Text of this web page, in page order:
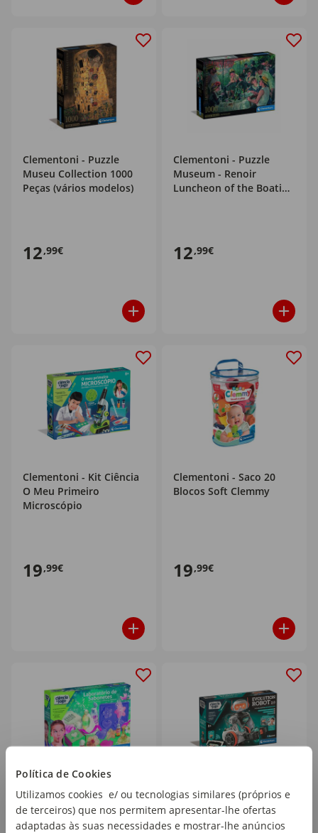
Política de Cookies
Utilizamos cookies e/ ou tecnologias similares (próprios e
de terceiros) que nos permitem apresentar-lhe ofertas
adaptadas às suas necessidades e mostrar-lhe anúncios
Clementoni - Puzzle
Museu Collection 1000
Peças (vários modelos)
12,99€
Clementoni - Puzzle
Museum - Renoir
Luncheon of the Boating
12,99€
Clementoni - Kit Ciência
O Meu Primeiro
Microscópio
19,99€
Clementoni - Saco 20
Blocos Soft Clemmy
19,99€
Clementoni - Kit Ciência
Laboratório de
Sabonetes
Clementoni - Kit Ciência
Evolution Robot 2.0